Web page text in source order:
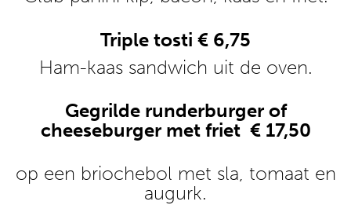
Triple tosti € 6,75
Ham-kaas sandwich uit de oven.
Gegrilde runderburger of
cheeseburger met friet € 17,50
op een briochebol met sla, tomaat en
augurk.